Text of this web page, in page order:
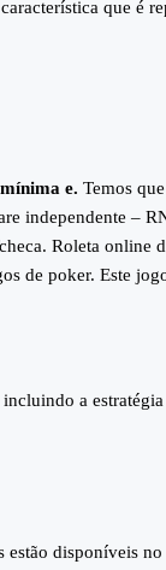
que é
e. Temos
independente –
Roleta
de poker. Este
a
disponíveis